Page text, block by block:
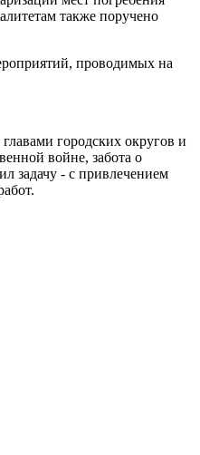
также поручено
проводимых на
городских округов и
войне, забота о
задачу - с привлечением